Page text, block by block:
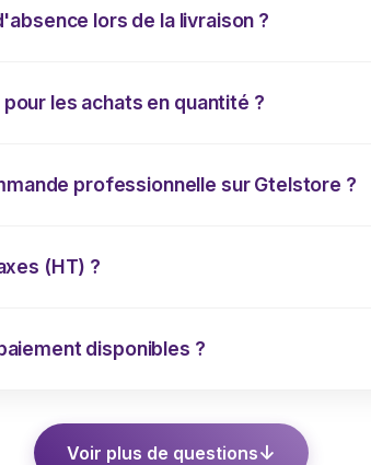
lors de la livraison ?
les achats en quantité ?
professionnelle sur Gtelstore ?
(HT) ?
disponibles ?
Voir plus de questions